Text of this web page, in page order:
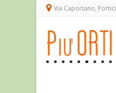
Via Caportano, Portici